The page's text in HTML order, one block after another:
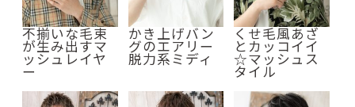
不揃いな毛束
が生み出すマ
ッシュレイヤ
ー
かき上げバン
グのエアリー
脱力系ミディ
くせ毛風あざ
とカッコイイ
☆マッシュス
タイル